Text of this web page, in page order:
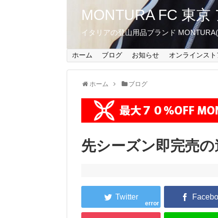
MONTURA FC 東
イタリアの登山用品ブランド
ホーム ブログ お知らせ オンラインスト
ホーム ブログ
先シーズン即完売
error